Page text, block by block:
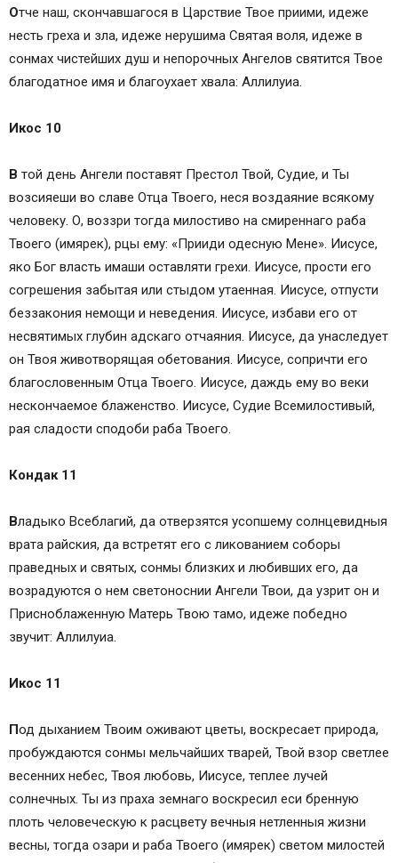
Отче наш, скончавшагося в Царствие Твое приими, идеже
несть греха и зла, идеже нерушима Святая воля, идеже в
сонмах чистейших душ и непорочных Ангелов святится Твое
благодатное имя и благоухает хвала: Аллилуиа.
Икос 10
В той день Ангели поставят Престол Твой, Судие, и Ты
возсияеши во славе Отца Твоего, неся воздаяние всякому
человеку. О, воззри тогда милостиво на смиреннаго раба
Твоего (имярек), рцы ему: «Прииди одесную Мене». Иисусе,
яко Бог власть имаши оставляти грехи. Иисусе, прости его
согрешения забытая или стыдом утаенная. Иисусе, отпусти
беззакония немощи и неведения. Иисусе, избави его от
несвятимых глубин адскаго отчаяния. Иисусе, да унаследует
он Твоя животворящая обетования. Иисусе, сопричти его
благословенным Отца Твоего. Иисусе, даждь ему во веки
нескончаемое блаженство. Иисусе, Судие Всемилостивый,
рая сладости сподоби раба Твоего.
Кондак 11
Владыко Всеблагий, да отверзятся усопшему солнцевидныя
врата райския, да встретят его с ликованием соборы
праведных и святых, сонмы близких и любивших его, да
возрадуются о нем светоноснии Ангели Твои, да узрит он и
Присноблаженную Матерь Твою тамо, идеже победно
звучит: Аллилуиа.
Икос 11
Под дыханием Твоим оживают цветы, воскресает природа,
пробуждаются сонмы мельчайших тварей, Твой взор светлее
весенних небес, Твоя любовь, Иисусе, теплее лучей
солнечных. Ты из праха земнаго воскресил еси бренную
плоть человеческую к расцвету вечныя нетленныя жизни
весны, тогда озари и раба Твоего (имярек) светом милостей